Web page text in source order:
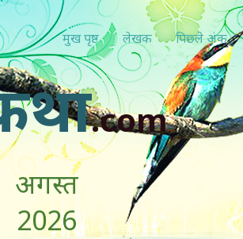
मुख पृष्ठ लेखक पिछ्ले अंक
.com
अगस्त
2026